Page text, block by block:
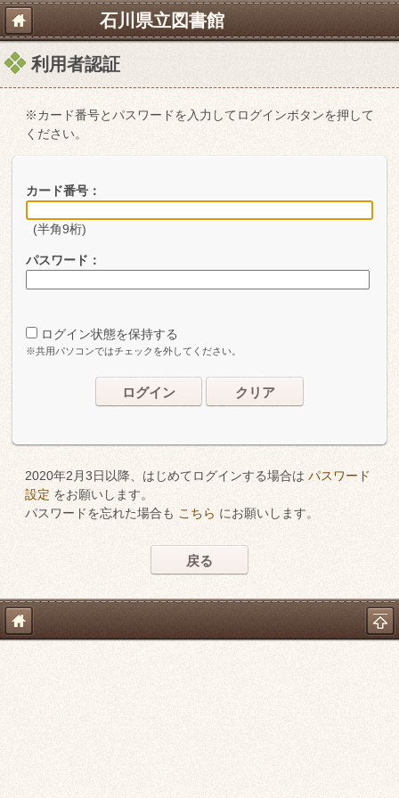
石川県立図書館
利用者認証
※カード番号とパスワードを入力してログインボタンを押して
ください。
カード番号：
(半角9桁)
パスワード：
ログイン状態を保持する
※共用パソコンではチェックを外してください。
ログイン クリア
2020年2月3日以降、はじめてログインする場合は パスワード
設定 をお願いします。
パスワードを忘れた場合も こちら にお願いします。
戻る